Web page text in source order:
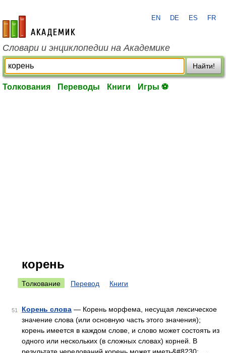
academic.ru
EN DE ES FR
Словари и энциклопедии на Академике
Найти!
Толкования Переводы Книги Игры ⚽
корень
Толкование Перевод Книги
51 Корень слова — Корень морфема, несущая лексическое
значение слова (или основную часть этого значения);
корень имеется в каждом слове, и слово может состоять из
одного или нескольких (в сложных словах) корней. В